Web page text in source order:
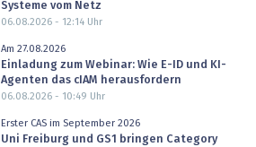
Systeme vom Netz
06.08.2026 - 12:14Uhr
Am 27.08.2026
Einladung zum Webinar: Wie E-ID und KI-
Agenten das cIAM herausfordern
06.08.2026 - 10:49 Uhr
Erster CAS im September 2026
Uni Freiburg und GS1 bringen Category